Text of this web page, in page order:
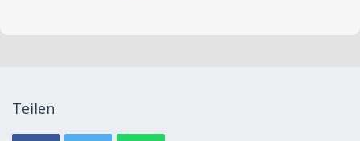
Teilen